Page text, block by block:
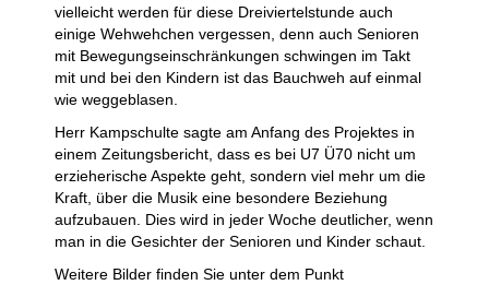
vielleicht werden für diese Dreiviertelstunde auch
einige Wehwehchen vergessen, denn auch Senioren
mit Bewegungseinschränkungen schwingen im Takt
mit und bei den Kindern ist das Bauchweh auf einmal
wie weggeblasen.
Herr Kampschulte sagte am Anfang des Projektes in
einem Zeitungsbericht, dass es bei U7 Ü70 nicht um
erzieherische Aspekte geht, sondern viel mehr um die
Kraft, über die Musik eine besondere Beziehung
aufzubauen. Dies wird in jeder Woche deutlicher, wenn
man in die Gesichter der Senioren und Kinder schaut.
Weitere Bilder finden Sie unter dem Punkt